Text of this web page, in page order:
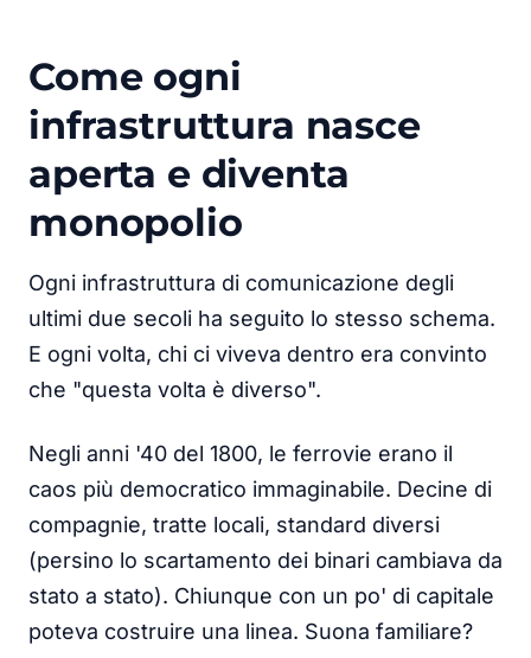
Come ogni
infrastruttura nasce
aperta e diventa
monopolio
Ogni infrastruttura di comunicazione degli
ultimi due secoli ha seguito lo stesso schema.
E ogni volta, chi ci viveva dentro era convinto
che "questa volta è diverso".
Negli anni '40 del 1800, le ferrovie erano il
caos più democratico immaginabile. Decine di
compagnie, tratte locali, standard diversi
(persino lo scartamento dei binari cambiava da
stato a stato). Chiunque con un po' di capitale
poteva costruire una linea. Suona familiare?